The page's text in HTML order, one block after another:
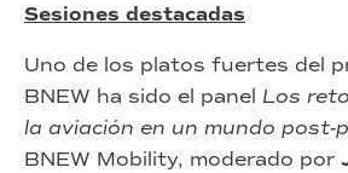
Sesiones destacadas
Uno de los platos fuertes del
BNEW ha sido el panel Los
la aviación en un mundo post-
BNEW Mobility, moderado por